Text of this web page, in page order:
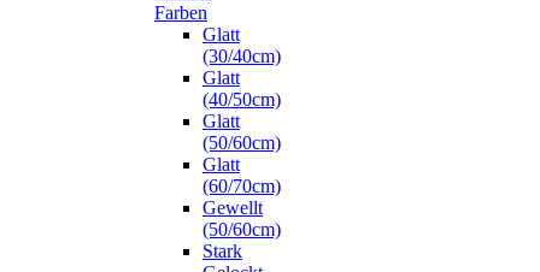
Farben
Glatt
(30/40cm)
Glatt
(40/50cm)
Glatt
(50/60cm)
Glatt
(60/70cm)
Gewellt
(50/60cm)
Stark